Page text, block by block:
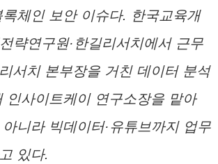
록체인 보안 이슈다. 한국교육개
략연구원·한길리서치에서 근무
서치 본부장을 거친 데이터 분석
인사이트케이 연구소장을 맡아
니라 빅데이터·유튜브까지 업무
있다.